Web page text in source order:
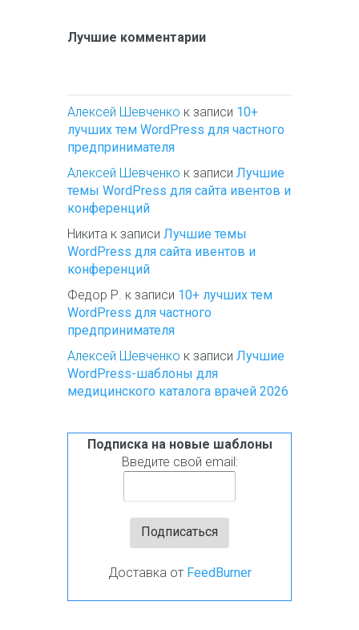
Лучшие комментарии
Алексей Шевченко к записи 10+
лучших тем WordPress для частного
предпринимателя
Алексей Шевченко к записи Лучшие
темы WordPress для сайта ивентов и
конференций
Никита к записи Лучшие темы
WordPress для сайта ивентов и
конференций
Федор Р. к записи 10+ лучших тем
WordPress для частного
предпринимателя
Алексей Шевченко к записи Лучшие
WordPress-шаблоны для
медицинского каталога врачей 2026
Подписка на новые шаблоны
Введите свой email:
Доставка от FeedBurner